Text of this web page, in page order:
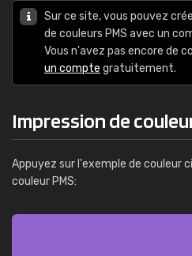
Sur ce site, vous pouvez
de couleurs PMS avec un
Vous n'avez pas encore de
un compte gratuitement.
Impression de
Appuyez sur l'exemple de couleur
couleur PMS: